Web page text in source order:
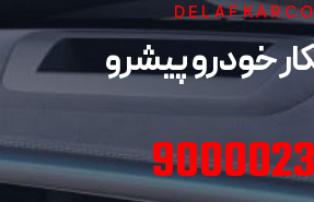
خودرو پیشرو